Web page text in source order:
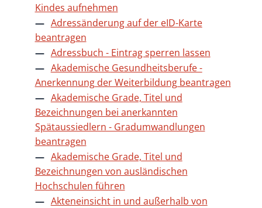
Kindes aufnehmen
Adressänderung auf der eID-Karte
beantragen
Adressbuch - Eintrag sperren lassen
Akademische Gesundheitsberufe -
Anerkennung der Weiterbildung beantragen
Akademische Grade, Titel und
Bezeichnungen bei anerkannten
Spätaussiedlern - Gradumwandlungen
beantragen
Akademische Grade, Titel und
Bezeichnungen von ausländischen
Hochschulen führen
Akteneinsicht in und außerhalb von